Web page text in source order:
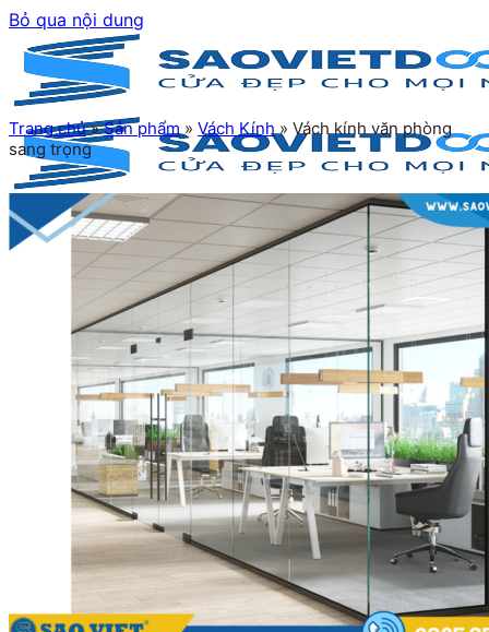
Bỏ qua nội dung
Trang chủ
Giới thiệu
Sản phẩm
Cửa cuốn
Cửa kính
Cửa nhôm
Trang chủ»Sản phẩm» Vách Kính» Vách kính văn phòng
sang trọng